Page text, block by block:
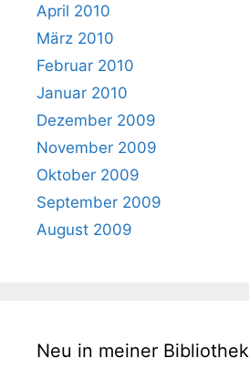
April 2010
März 2010
Februar 2010
Januar 2010
Dezember 2009
November 2009
Oktober 2009
September 2009
August 2009
Neu in meiner Bibliothek